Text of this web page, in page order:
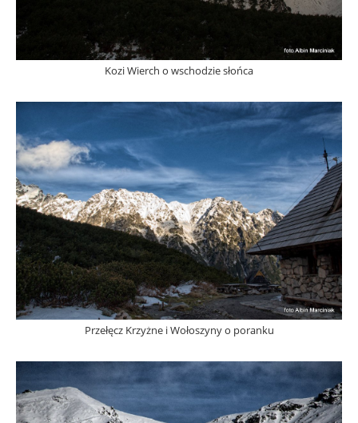
Kozi Wierch o wschodzie słońca
Przełęcz Krzyżne i Wołoszyny o poranku